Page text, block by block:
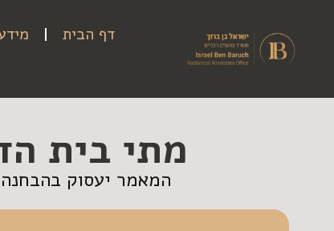
דף הבית
מתי בית
המאמר יעסוק בהבחנה